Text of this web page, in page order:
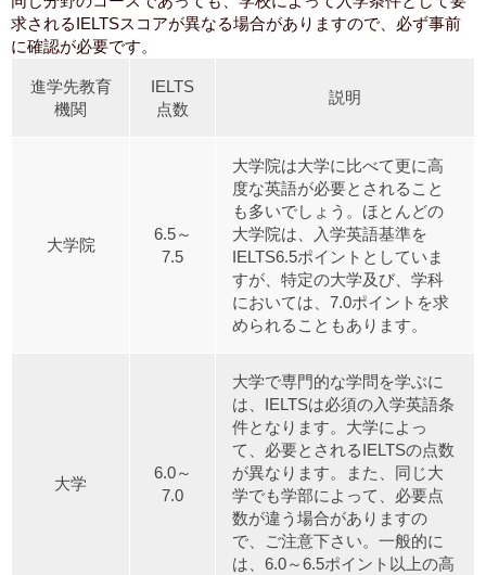
求されるIELTSスコアが異なる場合がありますので、必ず事前
に確認が必要です。
進学先教育
機関
IELTS
点数
説明
大学院
6.5～
7.5
大学院は大学に比べて更に高
度な英語が必要とされること
も多いでしょう。ほとんどの
大学院は、入学英語基準を
IELTS6.5ポイントとしていま
すが、特定の大学及び、学科
においては、7.0ポイントを求
められることもあります。
大学
6.0～
7.0
大学で専門的な学問を学ぶに
は、IELTSは必須の入学英語条
件となります。大学によっ
て、必要とされるIELTSの点数
が異なります。また、同じ大
学でも学部によって、必要点
数が違う場合がありますの
で、ご注意下さい。一般的に
は、6.0～6.5ポイント以上の高